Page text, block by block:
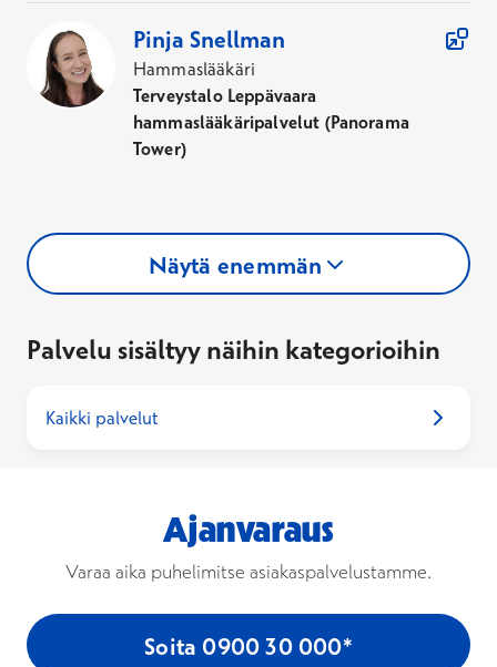
Pinja Snellman
Hammaslääkäri
Terveystalo Leppävaara
hammaslääkäripalvelut (Panorama
Tower)
Näytä enemmän
Palvelu sisältyy näihin kategorioihin
Kaikki palvelut
Ajanvaraus
Varaa aika puhelimitse asiakaspalvelustamme.
Soita 0900 30 000*